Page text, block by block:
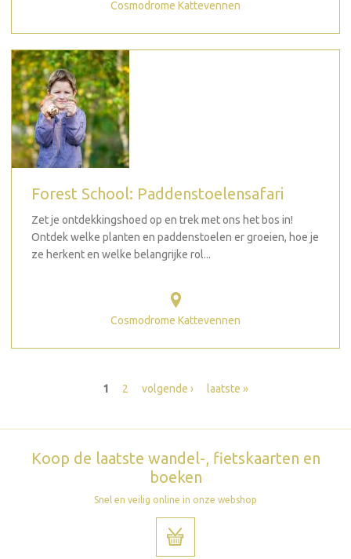
Cosmodrome Kattevennen
Forest School: Paddenstoelensafari
Zet je ontdekkingshoed op en trek met ons het bos in!
Ontdek welke planten en paddenstoelen er groeien, hoe je
ze herkent en welke belangrijke rol...
Cosmodrome Kattevennen
1 2 volgende › laatste »
Koop de laatste wandel-, fietskaarten en
boeken
Snel en veilig online in onze webshop